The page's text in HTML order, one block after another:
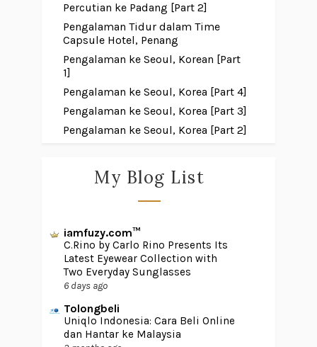
Percutian ke Padang [Part 2]
Pengalaman Tidur dalam Time
Capsule Hotel, Penang
Pengalaman ke Seoul, Korean [Part
1]
Pengalaman ke Seoul, Korea [Part 4]
Pengalaman ke Seoul, Korea [Part 3]
Pengalaman ke Seoul, Korea [Part 2]
My Blog List
iamfuzy.com™
C.Rino by Carlo Rino Presents Its
Latest Eyewear Collection with
Two Everyday Sunglasses
6 days ago
Tolongbeli
Uniqlo Indonesia: Cara Beli Online
dan Hantar ke Malaysia